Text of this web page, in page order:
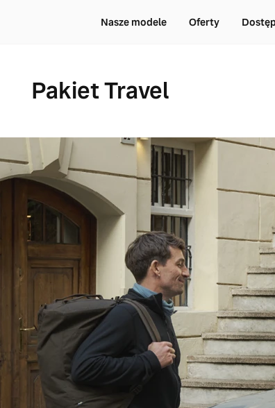
Nasze modele Oferty
Pakiet Travel